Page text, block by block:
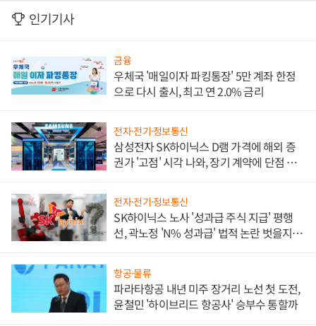
인기기사
금융
우체국 '매일이자 파킹통장' 5만 계좌 한정
으로 다시 출시, 최고 연 2.0% 금리
전자·전기·정보통신
삼성전자 SK하이닉스 D램 가격에 해외 증
권가 '고점' 시각 나와, 장기 계약에 단점 부
전자·전기·정보통신
SK하이닉스 노사 '성과급 주식 지급' 평행
선, 곽노정 'N% 성과급' 법적 논란 벗을지 주
항공·물류
파라타항공 내년 미주 장거리 노선 첫 도전,
윤철민 '하이브리드 항공사' 승부수 통할까